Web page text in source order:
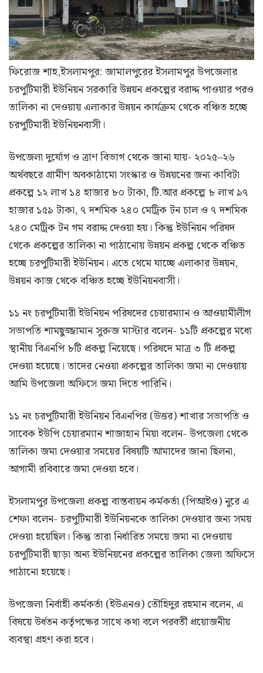
ফিরোজ শাহ,ইসলামপুর: জামালপুরের ইসলামপুর উপজেলার
চরপুটিমারী ইউনিয়ন সরকারি উন্নয়ন প্রকল্পের বরাদ্দ পাওয়ার পরও
তালিকা না দেওয়ায় এলাকার উন্নয়ন কার্যক্রম থেকে বঞ্চিত হচ্ছে
চরপুটিমারী ইউনিয়নবাসী।
উপজেলা দুর্যোগ ও ত্রাণ বিভাগ থেকে জানা যায়- ২০২৫–২৬
অর্থবছরে গ্রামীণ অবকাঠামো সংস্কার ও উন্নয়নের জন্য কাবিটা
প্রকল্পে ১২ লাখ ১৪ হাজার ৮০ টাকা, টি.আর প্রকল্পে ৮ লাখ ৯৭
হাজার ১৫৯ টাকা, ৭ দশমিক ২৪০ মেট্রিক টন চাল ও ৭ দশমিক
২৪০ মেট্রিক টন গম বরাদ্দ দেওয়া হয়। কিন্তু ইউনিয়ন পরিষদ
থেকে প্রকল্পের তালিকা না পাঠানোয় উন্নয়ন প্রকল্প থেকে বঞ্চিত
হচ্ছে চরপুটিমারী ইউনিয়ন। এতে থেমে যাচ্ছে এলাকার উন্নয়ন,
উন্নয়ন কাজ থেকে বঞ্চিত হচ্ছে ইউনিয়নবাসী।
১১ নং চরপুটিমারী ইউনিয়ন পরিষদের চেয়ারম্যান ও আওয়ামীলীগ
সভাপতি শামছুজ্জামান সুরুজ মাস্টার বলেন- ১১টি প্রকল্পের মধ্যে
স্থানীয় বিএনপি ৮টি প্রকল্প নিয়েছে। পরিষদে মাত্র ৩ টি প্রকল্প
দেওয়া হয়েছে। তাদের নেওয়া প্রকল্পের তালিকা জমা না দেওয়ায়
আমি উপজেলা অফিসে জমা দিতে পারিনি।
১১ নং চরপুটিমারী ইউনিয়ন বিএনপির (উত্তর) শাখার সভাপতি ও
সাবেক ইউপি চেয়ারম্যান শাজাহান মিয়া বলেন- উপজেলা থেকে
তালিকা জমা দেওয়ার সময়ের বিষয়টি আমাদের জানা ছিলনা,
আগামী রবিবারে জমা দেওয়া হবে।
ইসলামপুর উপজেলা প্রকল্প বাস্তবায়ন কর্মকর্তা (পিআইও) নুরে এ
শেফা বলেন- চরপুটিমারী ইউনিয়নকে তালিকা দেওয়ার জন্য সময়
দেওয়া হয়েছিল। কিন্তু তারা নির্ধারিত সময়ে জমা না দেওয়ায়
চরপুটিমারী ছাড়া অন্য ইউনিয়নের প্রকল্পের তালিকা জেলা অফিসে
পাঠানো হয়েছে।
উপজেলা নির্বাহী কর্মকর্তা (ইউএনও) তৌহিদুর রহমান বলেন, এ
বিষয়ে উর্ধতন কর্তৃপক্ষের সাথে কথা বলে পরবর্তী প্রয়োজনীয়
ব্যবস্থা গ্রহণ করা হবে।